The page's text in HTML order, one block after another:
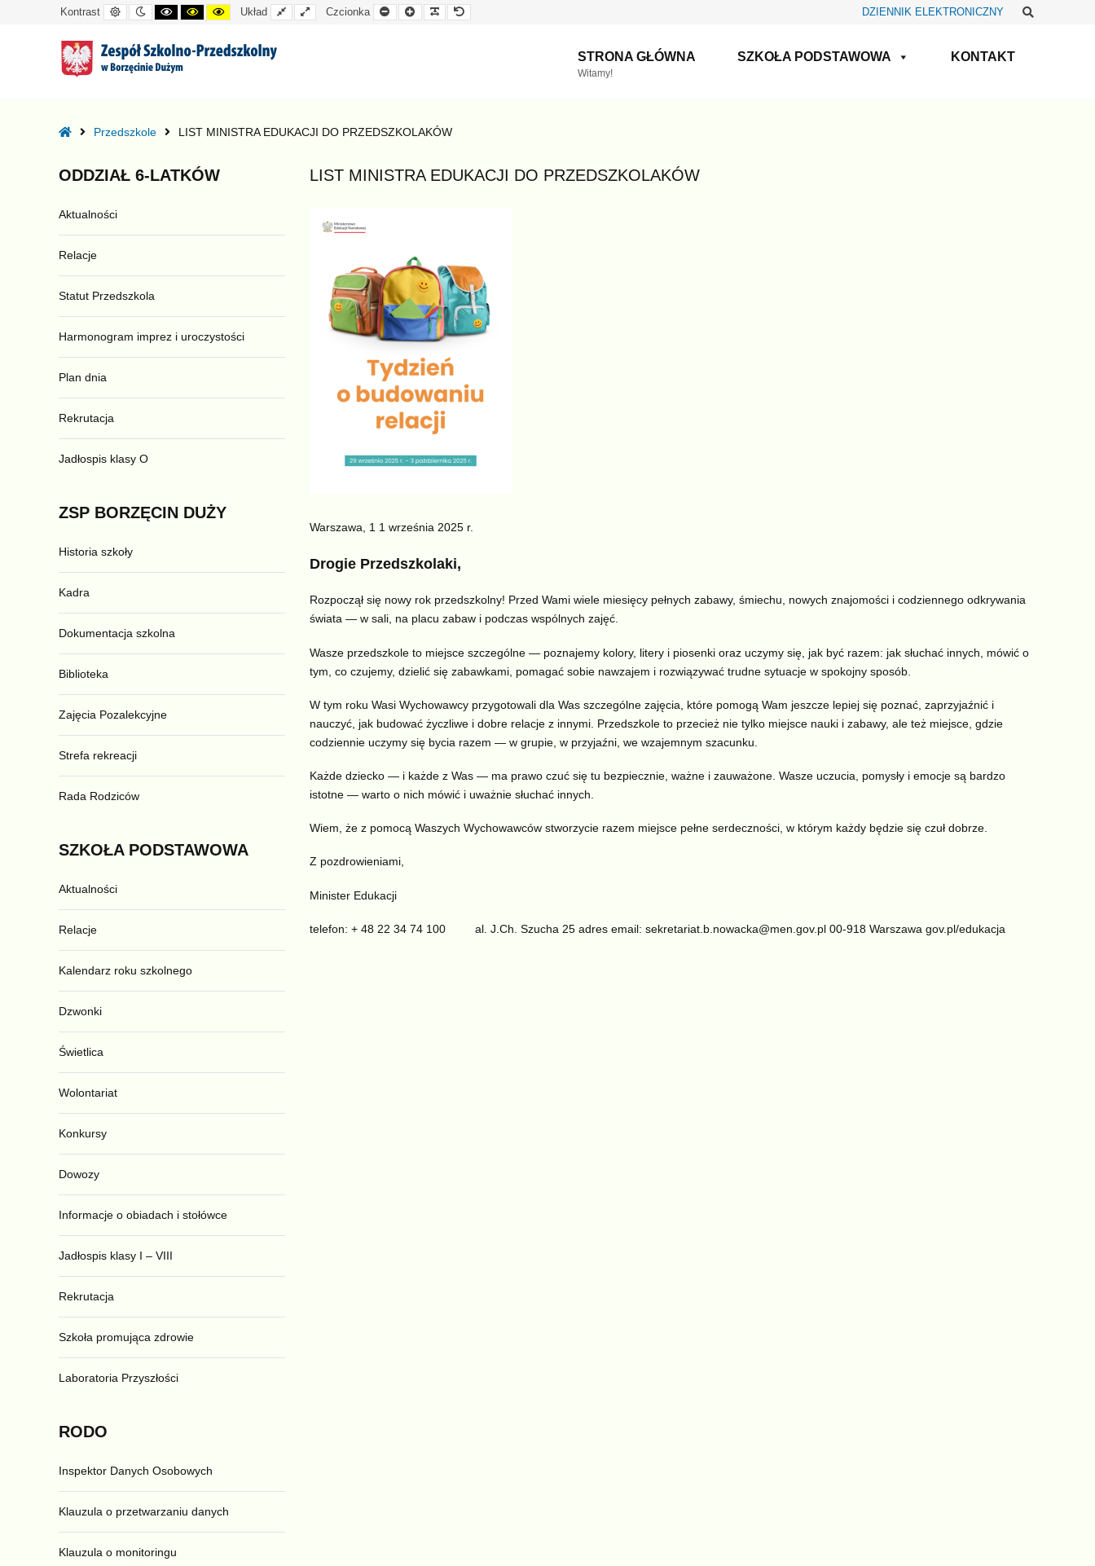
Kontrast
Kontrast
domyślny
Tryb
nocny
Kontrast
czarno-
Kontrast
czarno-
Kontrast
żółto-
Układ
Układ
standardowy
Układ
szeroki
Czcionka
Mniejsza
czcionka
Większa
czcionka
Czytelna
czcionkaczcionka
DZIENNIK ELEKTRONICZNY
STRONA GŁÓWNA
Witamy!
SZKOŁA PODSTAWOWA KONTAKT
HomePrzedszkole LIST MINISTRA EDUKACJI DO PRZEDSZKOLAKÓW
LIST MINISTRA EDUKACJI DO PRZEDSZKOLAKÓW
Warszawa, 1 1 września 2025 r.
Drogie Przedszkolaki,
Rozpoczął się nowy rok przedszkolny! Przed Wami wiele miesięcy pełnych zabawy, śmiechu, nowych znajomości i codziennego odkrywania
świata — w sali, na placu zabaw i podczas wspólnych zajęć.
Wasze przedszkole to miejsce szczególne — poznajemy kolory, litery i piosenki oraz uczymy się, jak być razem: jak słuchać innych, mówić o
tym, co czujemy, dzielić się zabawkami, pomagać sobie nawzajem i rozwiązywać trudne sytuacje w spokojny sposób.
W tym roku Wasi Wychowawcy przygotowali dla Was szczególne zajęcia, które pomogą Wam jeszcze lepiej się poznać, zaprzyjaźnić i
nauczyć, jak budować życzliwe i dobre relacje z innymi. Przedszkole to przecież nie tylko miejsce nauki i zabawy, ale też miejsce, gdzie
codziennie uczymy się bycia razem — w grupie, w przyjaźni, we wzajemnym szacunku.
Każde dziecko — i każde z Was — ma prawo czuć się tu bezpiecznie, ważne i zauważone. Wasze uczucia, pomysły i emocje są bardzo
istotne — warto o nich mówić i uważnie słuchać innych.
Wiem, że z pomocą Waszych Wychowawców stworzycie razem miejsce pełne serdeczności, w którym każdy będzie się czuł dobrze.
Z pozdrowieniami,
Minister Edukacji
telefon: + 48 22 34 74 100 al. J.Ch. Szucha 25 adres email: sekretariat.b.nowacka@men.gov.pl 00-918 Warszawa gov.pl/edukacja
ODDZIAŁ 6-LATKÓW
Aktualności
Relacje
Statut Przedszkola
Harmonogram imprez i uroczystości
Plan dnia
Rekrutacja
Jadłospis klasy O
ZSP BORZĘCIN DUŻY
Historia szkoły
Kadra
Dokumentacja szkolna
Biblioteka
Zajęcia Pozalekcyjne
Strefa rekreacji
Rada Rodziców
SZKOŁA PODSTAWOWA
Aktualności
Relacje
Kalendarz roku szkolnego
Dzwonki
Świetlica
Wolontariat
Konkursy
Dowozy
Informacje o obiadach i stołówce
Jadłospis klasy I – VIII
Rekrutacja
Szkoła promująca zdrowie
Laboratoria Przyszłości
RODO
Inspektor Danych Osobowych
Klauzula o przetwarzaniu danych
Klauzula o monitoringu